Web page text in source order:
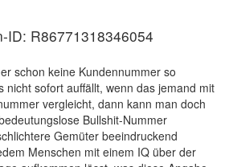
ID: R86771318346054
schon keine Kundennummer so
nicht sofort auffällt, wenn das jemand mit
vergleicht, dann kann man doch
Bullshit-Nummer
Gemüter beeindruckend
Menschen mit einem IQ über der